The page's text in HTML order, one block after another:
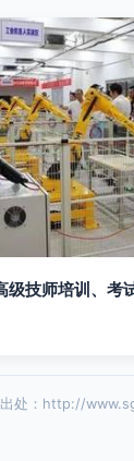
级技师培训、考
出处：http://